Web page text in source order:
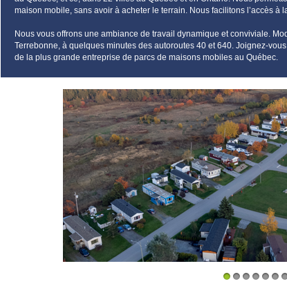
maison mobile, sans avoir à acheter le terrain. Nous facilitons l’accès à
Nous vous offrons une ambiance de travail dynamique et conviviale.
Terrebonne, à quelques minutes des autoroutes 40 et 640. Joignez-
de la plus grande entreprise de parcs de maisons mobiles au Québec.